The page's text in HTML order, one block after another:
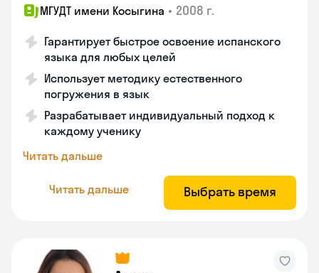
МГУДТ имени Косыгина • 2008 г.
Гарантирует быстрое освоение испанского
языка для любых целей
Использует методику естественного
погружения в язык
Разрабатывает индивидуальный подход к
каждому ученику
Читать дальше
Читать дальше Выбрать время